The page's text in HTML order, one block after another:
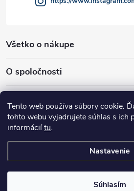
Tento web používa súbory cookie.
tohto webu vyjadrujete súhlas s ich
informáciítu.
Nastavenie
Súhlasím
Všetko o nákupe
O spoločnosti
Copyright 2026GASTROALKA Slovakia.